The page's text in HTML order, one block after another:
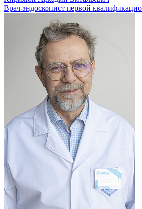
Врач-эндоскопист первой